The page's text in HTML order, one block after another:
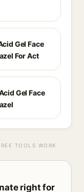
Gel Face
For Act
Gel Face
TOOLS WORK
right for